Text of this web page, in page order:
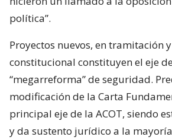
política”.
Proyectos nuevos, en tramitación
constitucional constituyen el eje
“megarreforma” de seguridad.
modificación de la Carta
principal eje de la ACOT, siendo
y da sustento jurídico a la